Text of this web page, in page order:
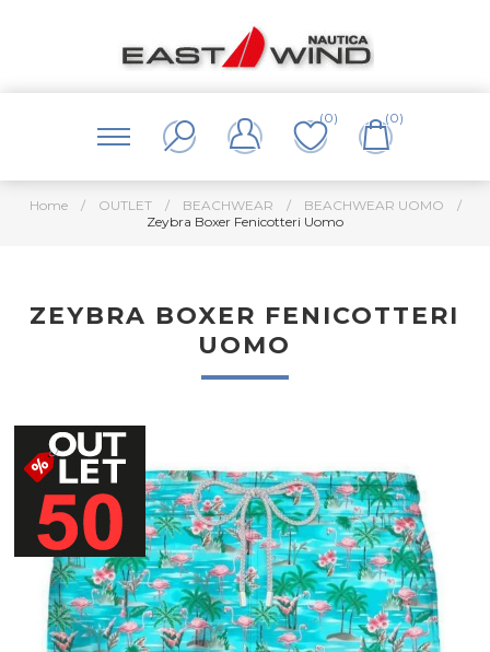
(0) (0)
Home / OUTLET / BEACHWEAR / BEACHWEAR UOMO
/
Zeybra Boxer Fenicotteri Uomo
ZEYBRA BOXER FENICOTTERI
UOMO